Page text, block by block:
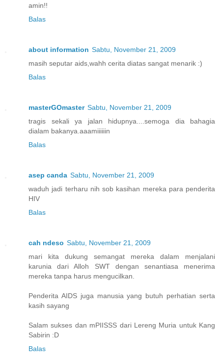
amin!!
Balas
about information Sabtu, November 21, 2009
masih seputar aids,wahh cerita diatas sangat menarik :)
Balas
masterGOmaster Sabtu, November 21, 2009
tragis sekali ya jalan hidupnya....semoga dia bahagia
dialam bakanya.aaamiiiiiin
Balas
asep canda Sabtu, November 21, 2009
waduh jadi terharu nih sob kasihan mereka para penderita
HIV
Balas
cah ndeso Sabtu, November 21, 2009
mari kita dukung semangat mereka dalam menjalani
karunia dari Alloh SWT dengan senantiasa menerima
mereka tanpa harus mengucilkan.
Penderita AIDS juga manusia yang butuh perhatian serta
kasih sayang
Salam sukses dan mPIISSS dari Lereng Muria untuk Kang
Sabirin :D
Balas